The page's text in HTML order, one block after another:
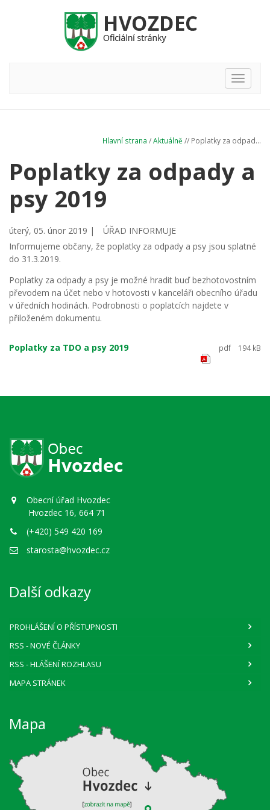
Hlavní
nabídka
Hlavní strana /Aktuálně // Poplatky za odpad...
Poplatky za odpady a
psy 2019
úterý, 05. únor 2019 |
ÚŘAD INFORMUJE
Informujeme občany, že poplatky za odpady a psy jsou splatné
do 31.3.2019.
Poplatky za odpady a psy je možné hradit buď bezhotovostním
převodem na účet nebo v hotovosti v kanceláři obecního úřadu
v úředních hodinách. Podrobnosti o poplatcích najdete v
přiloženém dokumentu.
Poplatky za TDO a psy 2019 pdf 194 kB
Obecní úřad Hvozdec
Hvozdec 16, 664 71
(+420) 549 420 169
starosta@hvozdec.cz
Další odkazy
PROHLÁŠENÍ O PŘÍSTUPNOSTI
RSS - NOVÉ ČLÁNKY
RSS - HLÁŠENÍ ROZHLASU
MAPA STRÁNEK
Mapa